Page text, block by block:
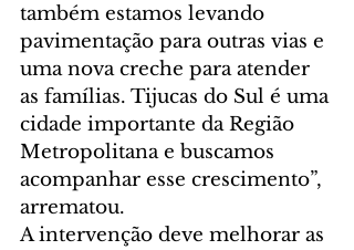
também estamos levando
pavimentação para outras vias e
uma nova creche para atender
as famílias. Tijucas do Sul é uma
cidade importante da Região
Metropolitana e buscamos
acompanhar esse crescimento”,
arrematou.
A intervenção deve melhorar as